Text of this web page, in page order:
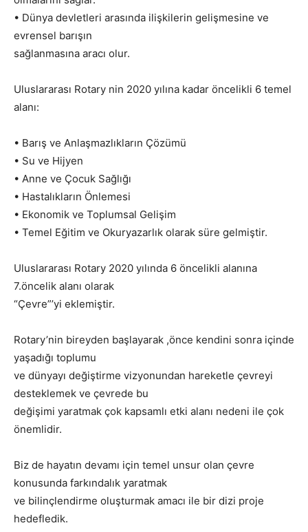
• Dünya devletleri arasında ilişkilerin gelişmesine ve
evrensel barışın
sağlanmasına aracı olur.
Uluslararası Rotary nin 2020 yılına kadar öncelikli 6 temel
alanı:
• Barış ve Anlaşmazlıkların Çözümü
• Su ve Hijyen
• Anne ve Çocuk Sağlığı
• Hastalıkların Önlemesi
• Ekonomik ve Toplumsal Gelişim
• Temel Eğitim ve Okuryazarlık olarak süre gelmiştir.
Uluslararası Rotary 2020 yılında 6 öncelikli alanına
7.öncelik alanı olarak
“Çevre”’yi eklemiştir.
Rotary’nin bireyden başlayarak ,önce kendini sonra içinde
yaşadığı toplumu
ve dünyayı değiştirme vizyonundan hareketle çevreyi
desteklemek ve çevrede bu
değişimi yaratmak çok kapsamlı etki alanı nedeni ile çok
önemlidir.
Biz de hayatın devamı için temel unsur olan çevre
konusunda farkındalık yaratmak
ve bilinçlendirme oluşturmak amacı ile bir dizi proje
hedefledik.